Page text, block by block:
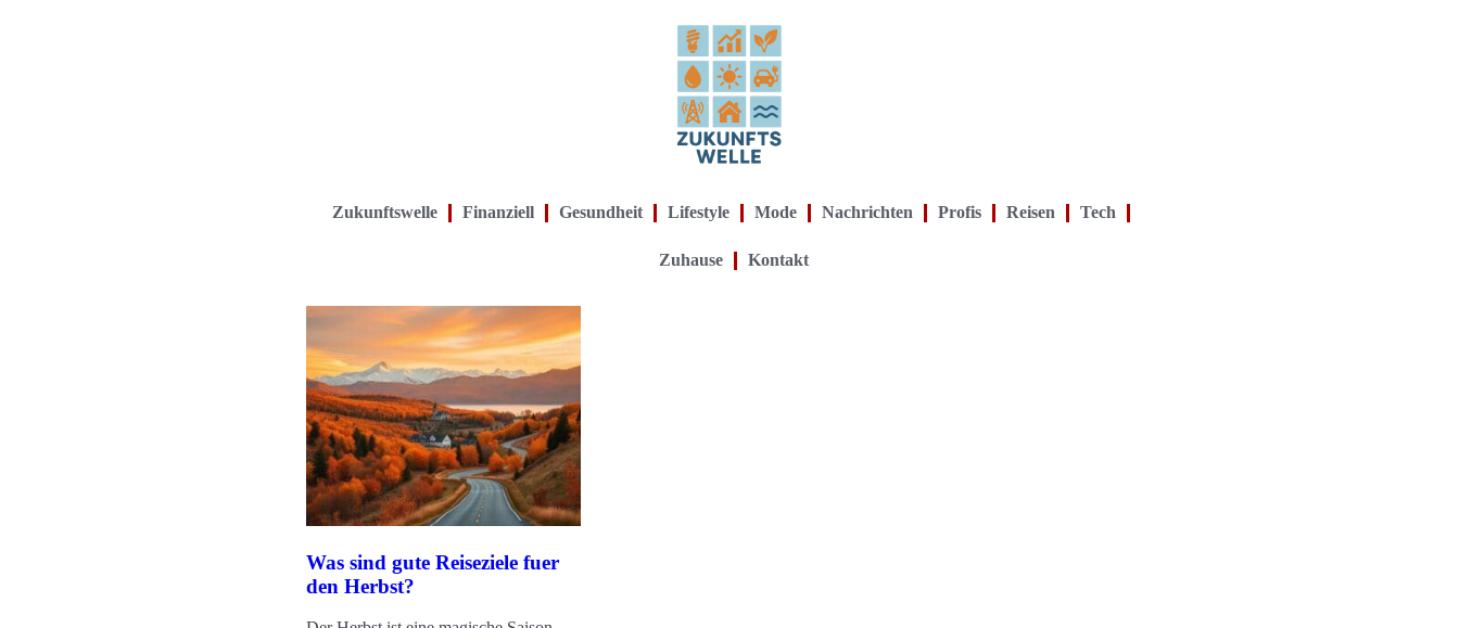
Zukunftswelle Finanziell Gesundheit Lifestyle Mode Nachrichten Profis Reisen Tech
Zuhause Kontakt
Was sind gute Reiseziele fuer
den Herbst?